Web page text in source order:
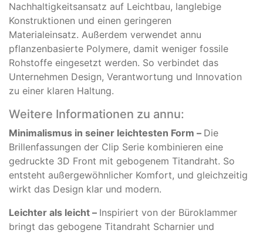
Nachhaltigkeitsansatz auf Leichtbau, langlebige
Konstruktionen und einen geringeren
Materialeinsatz. Außerdem verwendet annu
pflanzenbasierte Polymere, damit weniger fossile
Rohstoffe eingesetzt werden. So verbindet das
Unternehmen Design, Verantwortung und Innovation
zu einer klaren Haltung.
Weitere Informationen zu annu:
Minimalismus in seiner leichtesten Form – Die
Brillenfassungen der Clip Serie kombinieren eine
gedruckte 3D Front mit gebogenem Titandraht. So
entsteht außergewöhnlicher Komfort, und gleichzeitig
wirkt das Design klar und modern.
Leichter als leicht – Inspiriert von der Büroklammer
bringt das gebogene Titandraht Scharnier und